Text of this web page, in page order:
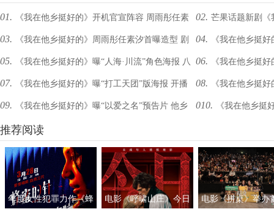
01. 《我在他乡挺好的》开机官宣阵容 周雨彤任素
汐破壁演绎异乡生态
02. 芒果话题新剧《
市异乡人生活绘卷
03. 《我在他乡挺好的》周雨彤任素汐首曝造型 剧
照海报剖白人物内心
04. 《我在他乡挺
异乡青年生存绘卷
05. 《我在他乡挺好的》曝“人海·川流”角色海报 八
主演诠释左右人生
06. 《我在他乡挺
异乡青年现实生态
07. 《我在他乡挺好的》曝“打工天团”版海报 开播
首周获评“很真实”
08. 《我在他乡挺
乡CP温暖相伴愈人心
09. 《我在他乡挺好的》曝“以爱之名”预告片 他乡
青年以希望面对未来
010. 《我在他乡挺
推荐阅读
年度女性犯罪力作《蜂
电影《呼啸山庄》今日
电影《拼桌》举办